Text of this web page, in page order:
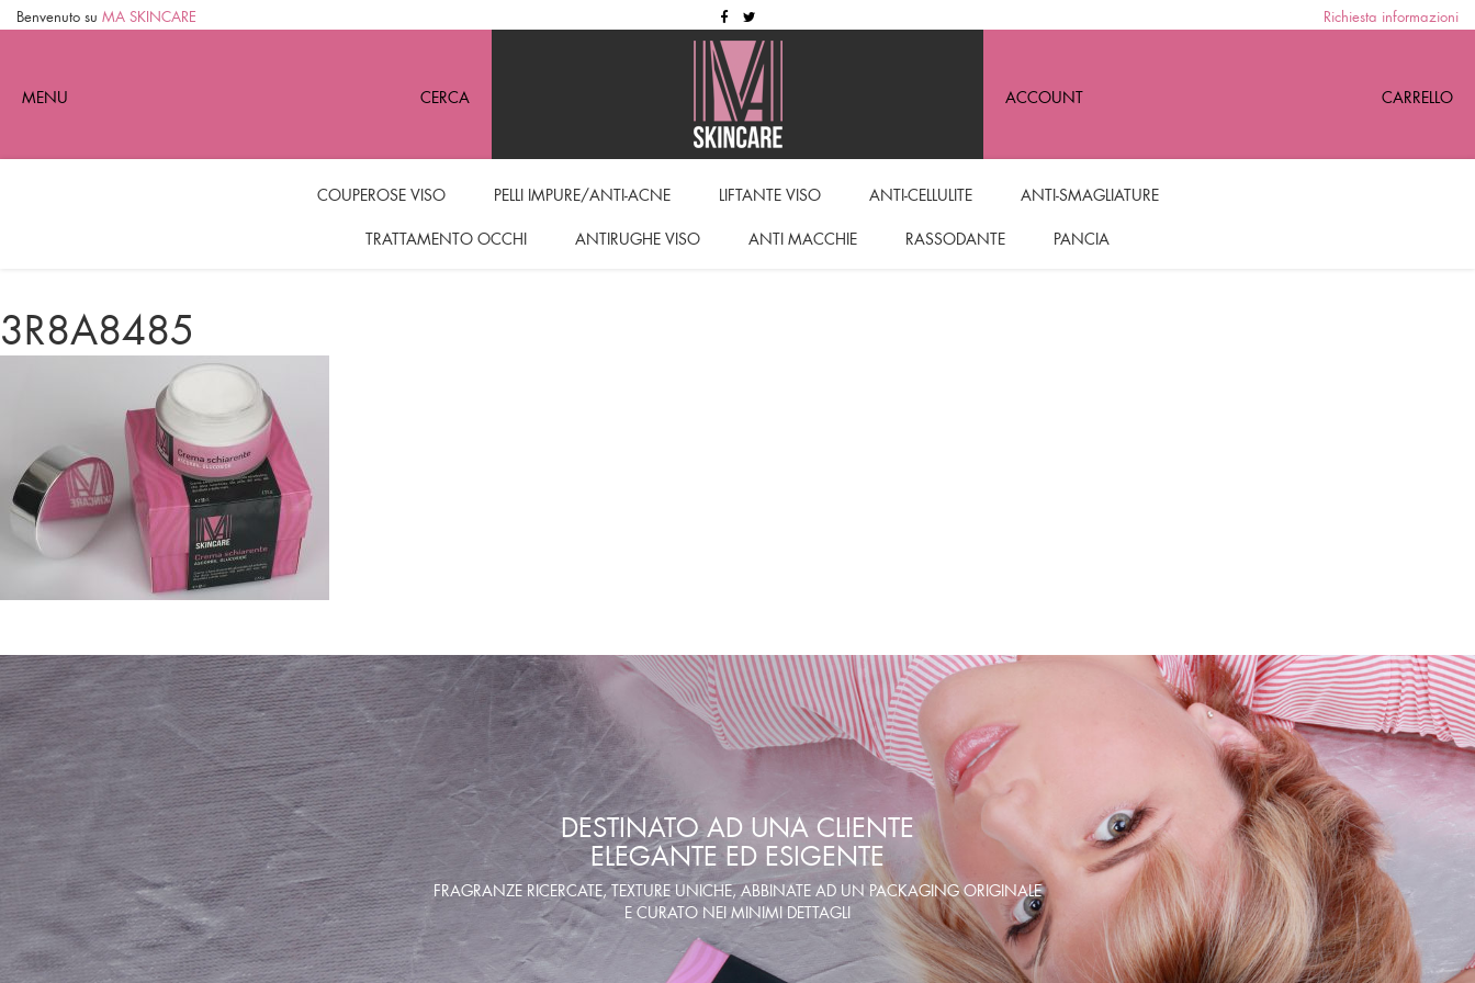
Benvenuto su MA SKINCARE Richiesta informazioni
MENU CERCA ACCOUNT CARRELLO
COUPEROSE VISO PELLI IMPURE/ANTI-ACNE LIFTANTE VISO ANTI-CELLULITE ANTI-SMAGLIATURE
TRATTAMENTO OCCHI ANTIRUGHE VISO ANTI MACCHIE RASSODANTE PANCIA
3R8A8485
DESTINATO AD UNA CLIENTE
ELEGANTE ED ESIGENTE
FRAGRANZE RICERCATE, TEXTURE UNICHE, ABBINATE AD UN PACKAGING ORIGINALE
E CURATO NEI MINIMI DETTAGLI